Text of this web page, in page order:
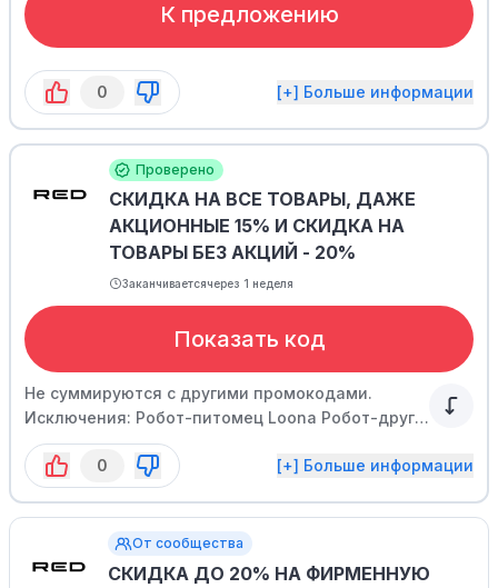
К предложению
0 [+] Больше информации
Проверено
СКИДКА НА ВСЕ ТОВАРЫ, ДАЖЕ
АКЦИОННЫЕ 15% И СКИДКА НА
ТОВАРЫ БЕЗ АКЦИЙ - 20%
Заканчиваетсячерез 1 неделя
Показать код
Не суммируются с другими промокодами.
Исключения: Робот-питомец Loona Робот-друг
RED SOLUTION SE Робот-друг RED SOLUTION Air
Кухонная машина x1000 Товары по предзаказу
Новинки
0 [+] Больше информации
От сообщества
СКИДКА ДО 20% НА ФИРМЕННУЮ